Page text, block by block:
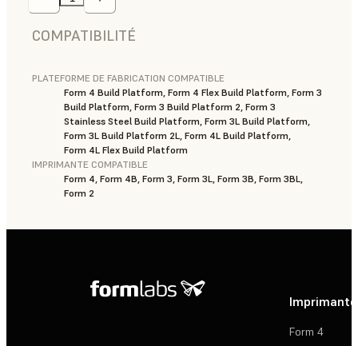
COMPATIBILITÉ
PLATEFORME DE FABRICATION COMPATIBLE
Form 4 Build Platform, Form 4 Flex Build Platform, Form 3
Build Platform, Form 3 Build Platform 2, Form 3
Stainless Steel Build Platform, Form 3L Build Platform,
Form 3L Build Platform 2L, Form 4L Build Platform,
Form 4L Flex Build Platform
IMPRIMANTE COMPATIBLE
Form 4, Form 4B, Form 3, Form 3L, Form 3B, Form 3BL,
Form 2
Form 4